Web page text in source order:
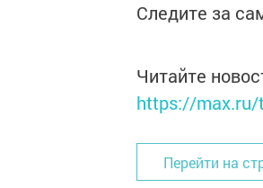
Следите за
Читайте
https://max.ru/
Перейти на